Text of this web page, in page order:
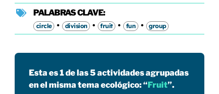
PALABRAS CLAVE:
circle • division • fruit • fun • group
Esta es 1 de las 5 actividades agrupadas
en el misma tema ecológico: “Fruit”.